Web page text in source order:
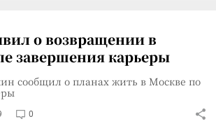
о возвращении в
завершения карьеры
сообщил о планах жить в Москве по
0